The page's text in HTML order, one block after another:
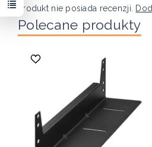
Produkt nie posiada recenzji.
Polecane produkty